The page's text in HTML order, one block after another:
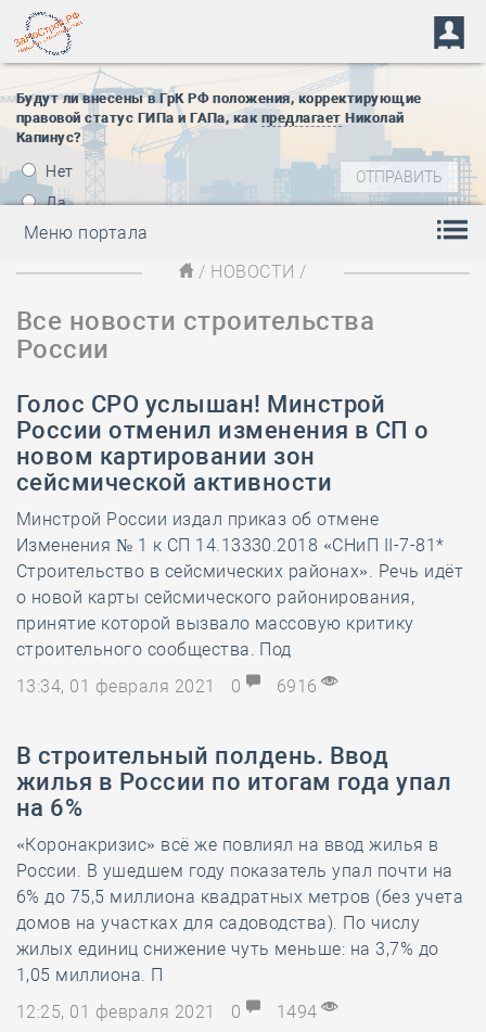
Будут ли внесены в ГрК РФ положения, корректирующие
правовой статус ГИПа и ГАПа, как предлагает Николай
Капинус?
Нет
Да
Меню портала
/ НОВОСТИ /
Все новости строительства
России
Голос СРО услышан! Минстрой
России отменил изменения в СП о
новом картировании зон
сейсмической активности
Минстрой России издал приказ об отмене
Изменения № 1 к СП 14.13330.2018 «СНиП II-7-81*
Строительство в сейсмических районах». Речь идёт
о новой карты сейсмического районирования,
принятие которой вызвало массовую критику
строительного сообщества. Под
13:34, 01 февраля 2021
0 6916
В строительный полдень. Ввод
жилья в России по итогам года упал
на 6%
«Коронакризис» всё же повлиял на ввод жилья в
России. В ушедшем году показатель упал почти на
6% до 75,5 миллиона квадратных метров (без учета
домов на участках для садоводства). По числу
жилых единиц снижение чуть меньше: на 3,7% до
1,05 миллиона. П
12:25, 01 февраля 2021
0 1494